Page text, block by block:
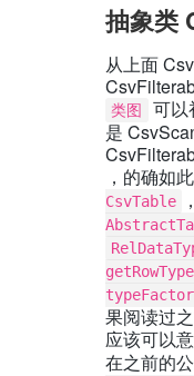
抽象类
从上面
类图
可以
是
，的确如
CsvTable
果阅读过
应该可以
在之前的